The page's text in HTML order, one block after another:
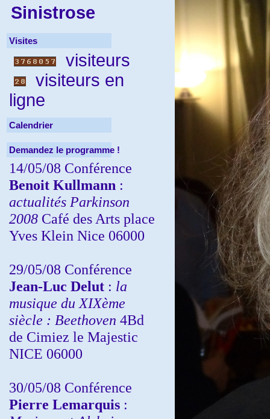
Sinistrose
Visites
visiteurs
visiteurs en
ligne
Calendrier
Demandez le programme !
14/05/08 Conférence
Benoit Kullmann :
actualités Parkinson
2008 Café des Arts place
Yves Klein Nice 06000
29/05/08 Conférence
Jean-Luc Delut : la
musique du XIXème
siècle : Beethoven 4Bd
de Cimiez le Majestic
NICE 06000
30/05/08 Conférence
Pierre Lemarquis :